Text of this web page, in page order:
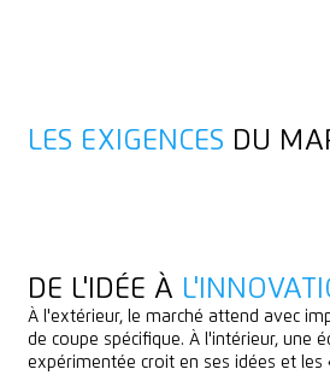
LES EXIGENCES DU
DE L'IDÉE À
À l'extérieur, le marché attend avec
de coupe spécifique. À l'intérieur, une
expérimentée croit en ses idées et les